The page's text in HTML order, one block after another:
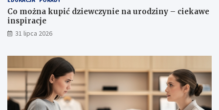
l
e
t
y
a
ś
c
i
i
r
a
c
Co można kupić dziewczynie na urodziny – ciekawe
inspiracje
31 lipca 2026